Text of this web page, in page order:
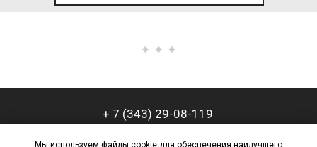
+ 7 (343) 29-08-119
ЗАКАЗАТЬ ЗВОНОК